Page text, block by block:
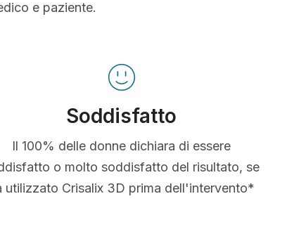
e paziente.
Soddisfatto
Il 100% delle donne dichiara di essere
o molto soddisfatto del risultato, se
utilizzato Crisalix 3D prima dell'intervento*